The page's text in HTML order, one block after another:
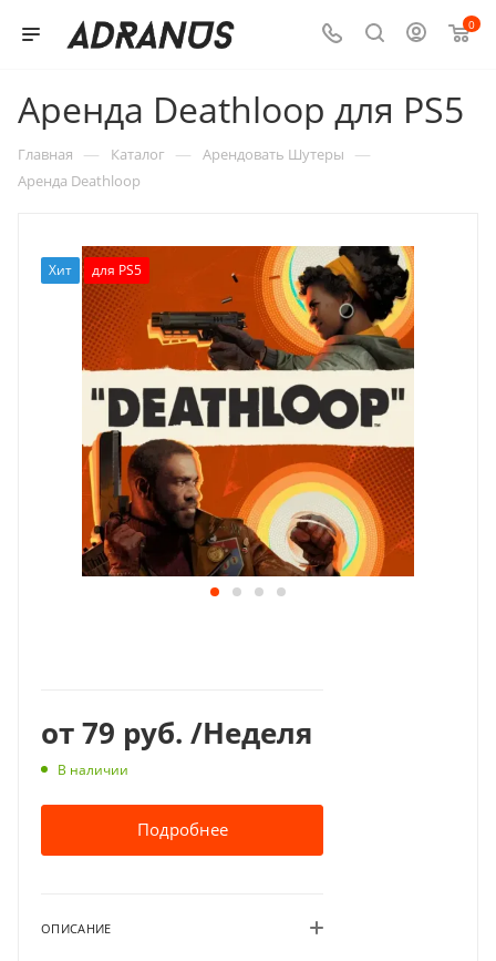
0
Аренда Deathloop для PS5
Главная — Каталог — Арендовать Шутеры —
Аренда Deathloop
Хит для PS5
от79 руб. /Неделя
В наличии
Подробнее
ОПИСАНИЕ